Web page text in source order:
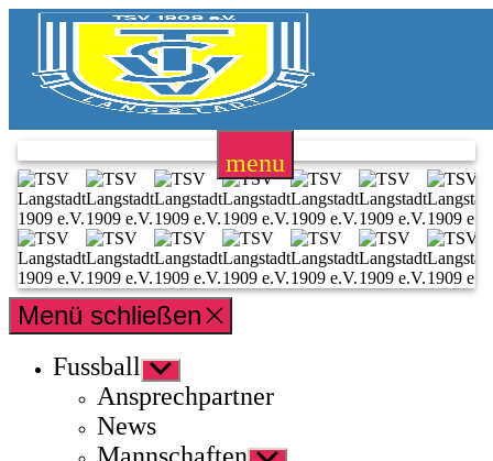
Zum
TSV
1909
e.V.
menu
Menü schließen
Fussball
Untermenü
anzeigen
Ansprechpartner
News